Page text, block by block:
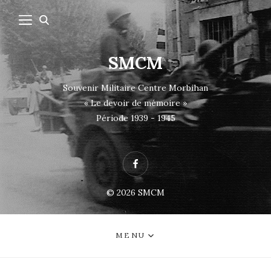
SMCM
Souvenir Militaire Centre Morbihan
« Le devoir de mémoire »
Période 1939 - 1945
Facebook
© 2026 SMCM
MENU